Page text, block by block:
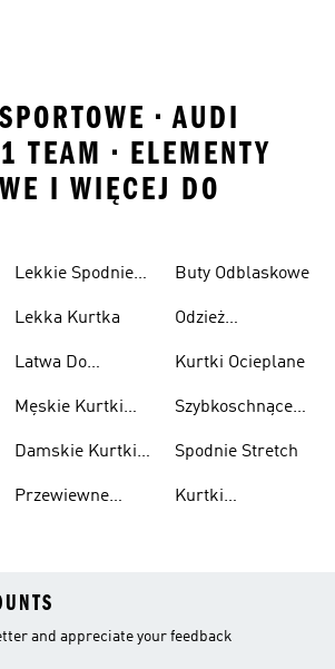
• AUDI
TEAM • ELEMENTY
I WIĘCEJ DO
Lekkie Spodnie
Lekka Kurtka
Latwa Do
Kurtki
Męskie Kurtki
Damskie Kurtki
Przewiewne
Buty Odblaskowe
Odzież
Kurtki Ocieplane
Szybkoschnące
Spodnie Stretch
Kurtki
and appreciate your feedback